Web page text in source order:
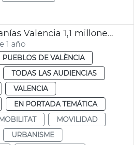
Inversión pedanías Valencia 1,1 millones de euros en un año
1 año
PUEBLOS DE VALÈNCIA
TODAS LAS AUDIENCIAS
VALENCIA
EN PORTADA TEMÁTICA
MOVILIDAD
URBANISME